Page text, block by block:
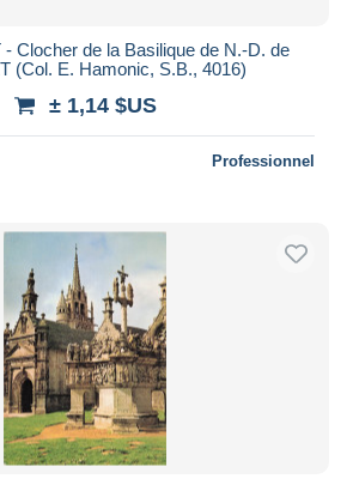
Clocher de la Basilique de N.-D. de
(Col. E. Hamonic, S.B., 4016)
± 1,14 $US
Professionnel